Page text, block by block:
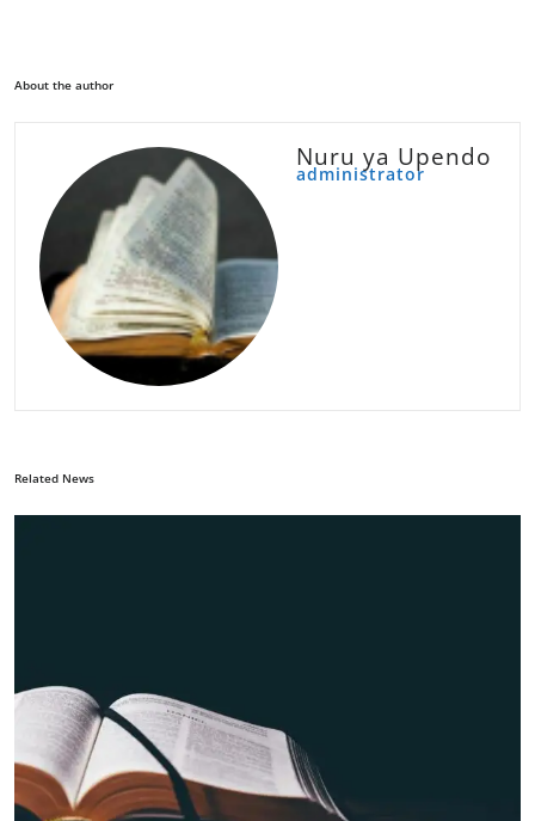
About the author
Nuru ya Upendo
administrator
Related News